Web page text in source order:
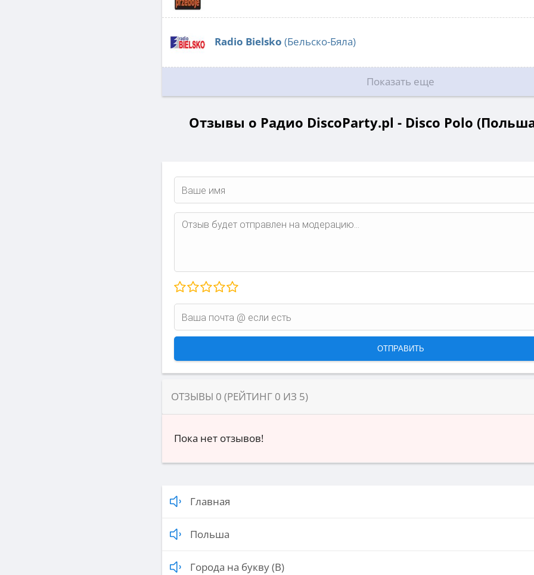
Radio Bielsko (Бельско-Бяла)
Показать еще
Отзывы о Радио DiscoParty.pl - Disco Polo
ОТЗЫВЫ 0 (РЕЙТИНГ 0 ИЗ 5)
Пока нет отзывов!
Главная
Польша
Города на букву (В)